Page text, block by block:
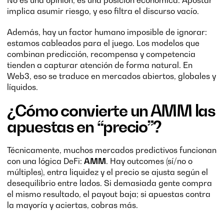
implica asumir riesgo, y eso filtra el discurso vacío.
Además, hay un factor humano imposible de ignorar:
estamos cableados para el juego. Los modelos que
combinan predicción, recompensa y competencia
tienden a capturar atención de forma natural. En
Web3, eso se traduce en mercados abiertos, globales y
líquidos.
¿Cómo convierte un AMM las
apuestas en “precio”?
Técnicamente, muchos mercados predictivos funcionan
con una lógica DeFi: AMM. Hay outcomes (sí/no o
múltiples), entra liquidez y el precio se ajusta según el
desequilibrio entre lados. Si demasiada gente compra
el mismo resultado, el payout baja; si apuestas contra
la mayoría y aciertas, cobras más.